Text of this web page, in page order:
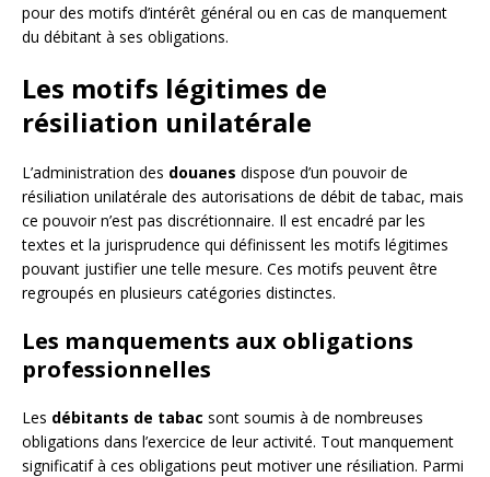
pour des motifs d’intérêt général ou en cas de manquement
du débitant à ses obligations.
Les motifs légitimes de
résiliation unilatérale
L’administration des douanes dispose d’un pouvoir de
résiliation unilatérale des autorisations de débit de tabac, mais
ce pouvoir n’est pas discrétionnaire. Il est encadré par les
textes et la jurisprudence qui définissent les motifs légitimes
pouvant justifier une telle mesure. Ces motifs peuvent être
regroupés en plusieurs catégories distinctes.
Les manquements aux obligations
professionnelles
Les débitants de tabac sont soumis à de nombreuses
obligations dans l’exercice de leur activité. Tout manquement
significatif à ces obligations peut motiver une résiliation. Parmi